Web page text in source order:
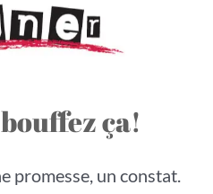
ça!
promesse, un constat.